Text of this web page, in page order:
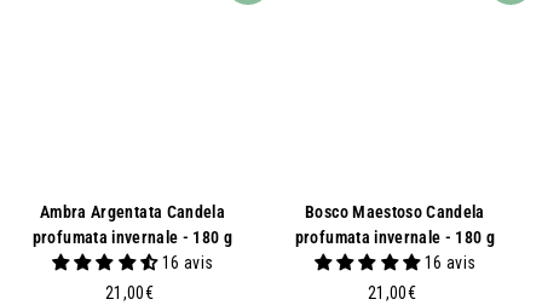
Ambra Argentata Candela
profumata invernale - 180 g
16 avis
21,00€2
Bosco Maestoso Candela
profumata invernale - 180 g
16 avis
21,00€2